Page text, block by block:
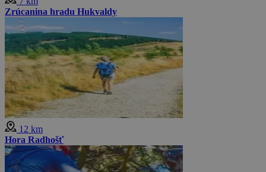
Zrúcanina hradu Hukvaldy
12 km
Hora Radhošť